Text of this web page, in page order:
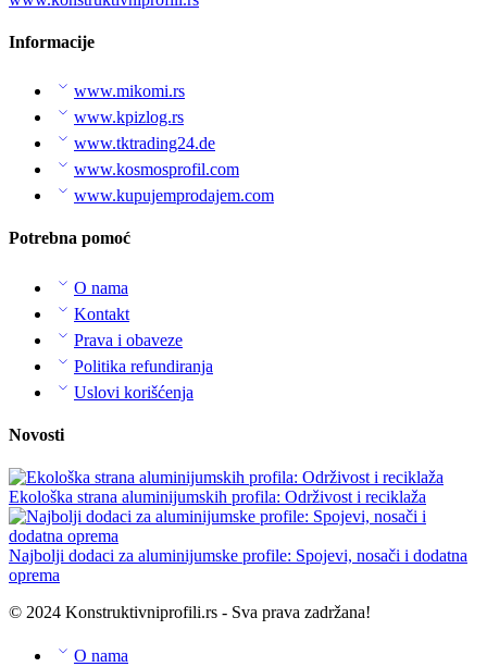
Informacije
www.mikomi.rs
www.kpizlog.rs
www.tktrading24.de
www.kosmosprofil.com
www.kupujemprodajem.com
Potrebna pomoć
O nama
Kontakt
Prava i obaveze
Politika refundiranja
Uslovi korišćenja
Novosti
Ekološka strana aluminijumskih profila: Održivost i reciklaža
Najbolji dodaci za aluminijumske profile: Spojevi, nosači i dodatna
oprema
© 2024 Konstruktivniprofili.rs - Sva prava zadržana!
O nama